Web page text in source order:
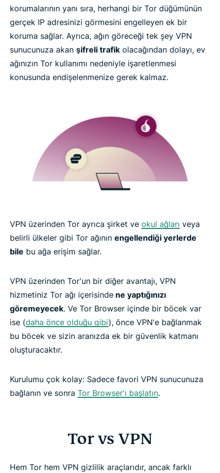
VPN olmadan Tor nasıl çalışır?
VPN + Tor = En iyi güvenlik
Tor ile kullanılabilecek bir VPN'iniz yok mu?
Why you should always use a VPN with Tor
Tor vs. VPN: Understanding the differences
Troubleshooting and advanced Tor configurations
What people are saying about ExpressVPN
FAQs about using Tor with a VPN
Get the ultimate privacy duo risk-free
korumalarının yanı sıra, herhangi bir Tor düğümünün
gerçek IP adresinizi görmesini engelleyen ek bir
koruma sağlar. Ayrıca, ağın göreceği tek şey VPN
sunucunuza akan şifreli trafik olacağından dolayı, ev
ağınızın Tor kullanımı nedeniyle işaretlenmesi
konusunda endişelenmenize gerek kalmaz.
VPN üzerinden Tor ayrıca şirket ve okul ağları veya
belirli ülkeler gibi Tor ağının engellendiği yerlerde
bile bu ağa erişim sağlar.
VPN üzerinden Tor'un bir diğer avantajı, VPN
hizmetiniz Tor ağı içerisinde ne yaptığınızı
göremeyecek. Ve Tor Browser içinde bir böcek var
ise (daha önce olduğu gibi), önce VPN'e bağlanmak
bu böcek ve sizin aranızda ek bir güvenlik katmanı
oluşturacaktır.
Kurulumu çok kolay: Sadece favori VPN sunucunuza
bağlanın ve sonra Tor Browser'ı başlatın.
Tor vs VPN
Hem Tor hem VPN gizlilik araçlarıdır, ancak farklı